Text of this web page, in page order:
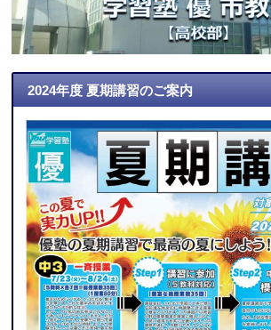
2024年度 夏期講習のご案内